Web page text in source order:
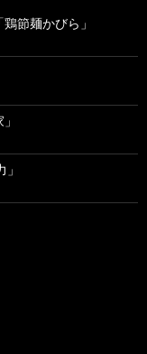
節麺かびら」